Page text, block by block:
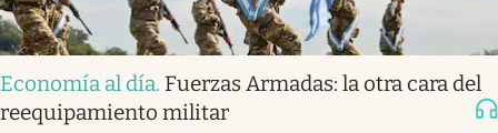
Economía al día. Fuerzas Armadas: la otra cara del
reequipamiento militar